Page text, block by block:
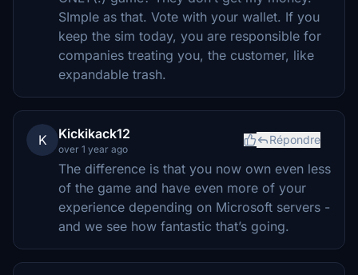
SImple as that. Vote with your wallet. If you
keep the sim today, you are responsible for
companies treating you, the customer, like
expandable trash.
K Kickikack12
over 1 year ago
Répondre
The difference is that you now own even less
of the game and have even more of your
experience depending on Microsoft servers -
and we see how fantastic that’s going.